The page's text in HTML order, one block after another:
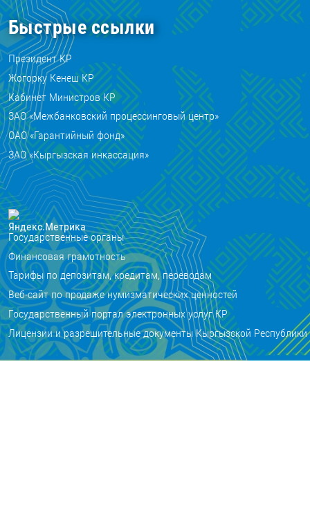
Быстрые ссылки
Президент КР
Жогорку Кенеш КР
Кабинет Министров КР
ЗАО «Межбанковский процессинговый центр»
ОАО «Гарантийный фонд»
ЗАО «Кыргызская инкассация»
Государственные органы
Финансовая грамотность
Тарифы по депозитам, кредитам, переводам
Веб-сайт по продаже нумизматических ценностей
Государственный портал электронных услуг КР
Лицензии и разрешительные документы Кыргызской Республики